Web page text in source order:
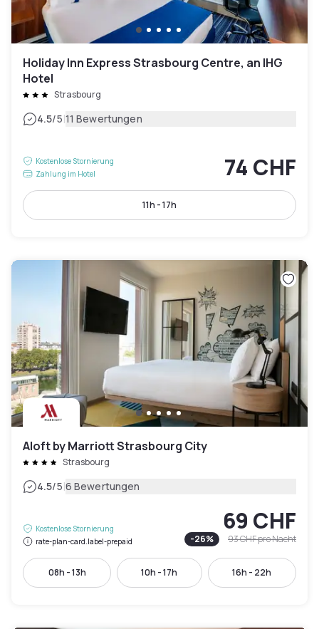
Holiday Inn Express Strasbourg Centre, an IHG
Hotel
Strasbourg
4.5/5|11 Bewertungen
Kostenlose Stornierung
Zahlung im Hotel
74 CHF
11h - 17h
Aloft by Marriott Strasbourg City
Strasbourg
4.5/5|6 Bewertungen
Kostenlose Stornierung
rate-plan-card.label-prepaid
69 CHF
-26% 93 CHFpro Nacht
08h - 13h 10h - 17h 16h - 22h